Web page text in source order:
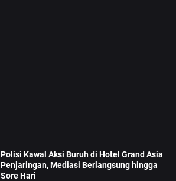
Polisi Kawal Aksi Buruh di Hotel Grand Asia
Penjaringan, Mediasi Berlangsung hingga
Sore Hari